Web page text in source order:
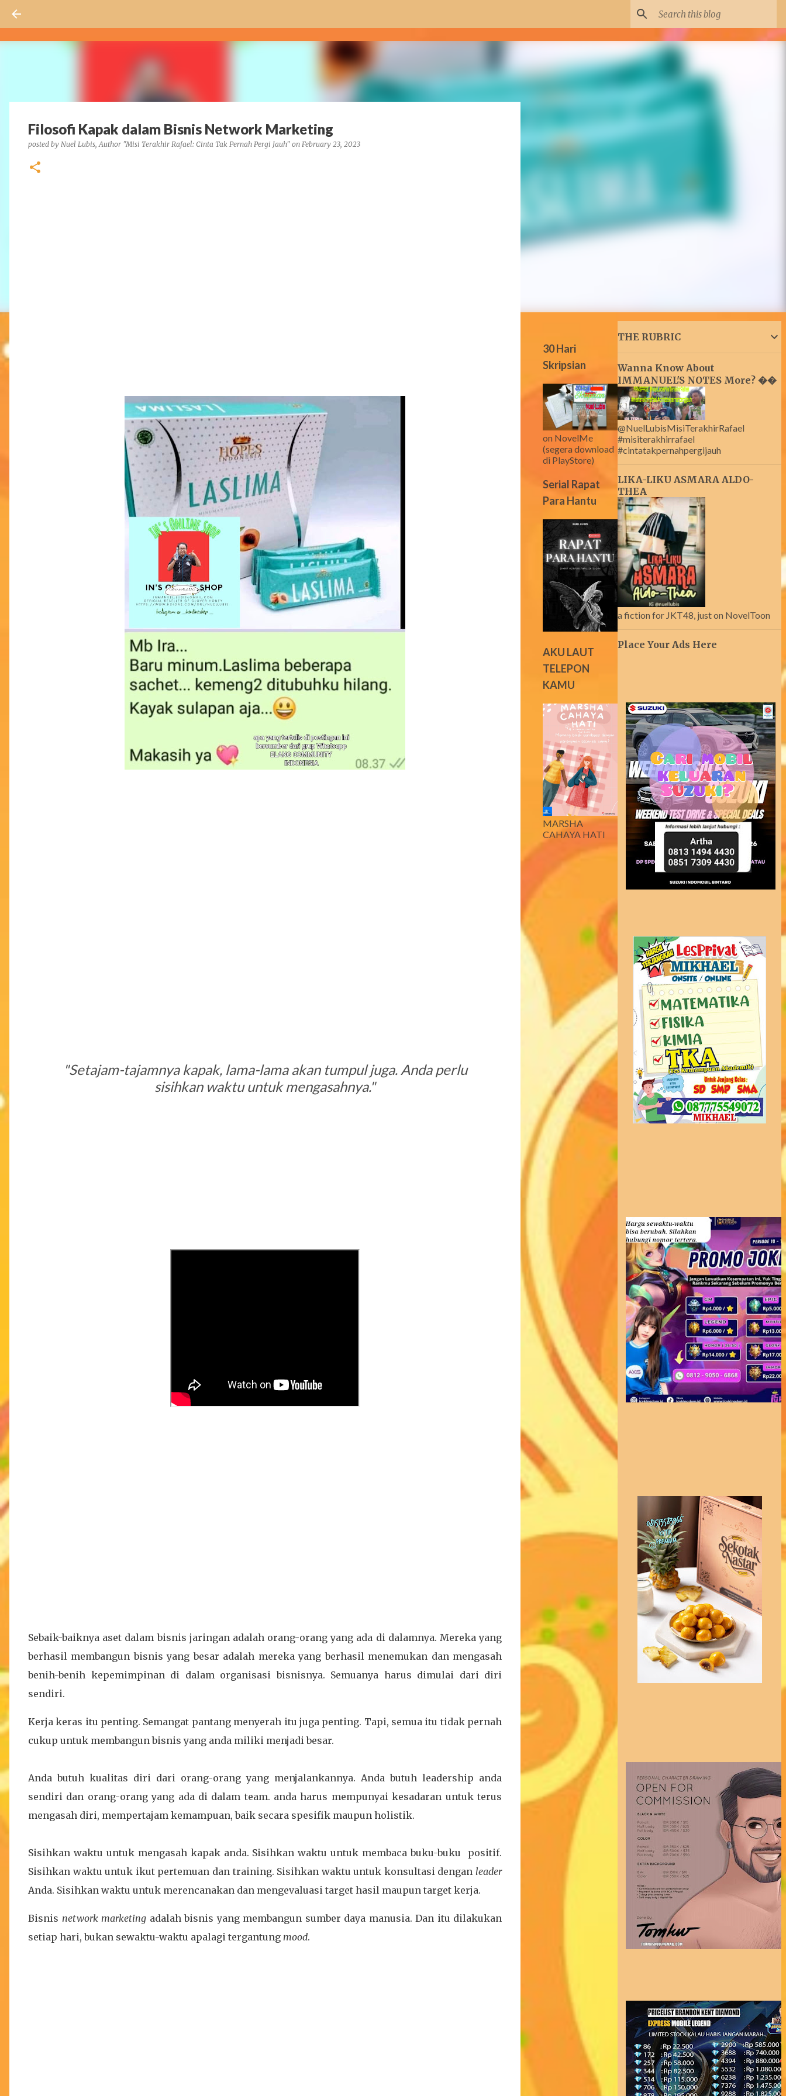
Filosofi Kapak dalam Bisnis Network Marketing
posted by Nuel Lubis, Author "Misi Terakhir Rafael: Cinta Tak Pernah Pergi Jauh" on February 23, 2023
"Setajam-tajamnya kapak, lama-lama akan tumpul juga. Anda perlu
sisihkan waktu untuk mengasahnya."
Sebaik-baiknya aset dalam bisnis jaringan adalah orang-orang yang ada di dalamnya. Mereka yang
berhasil membangun bisnis yang besar adalah mereka yang berhasil menemukan dan mengasah
benih-benih kepemimpinan di dalam organisasi bisnisnya. Semuanya harus dimulai dari diri
sendiri.
Kerja keras itu penting. Semangat pantang menyerah itu juga penting. Tapi, semua itu tidak pernah
cukup untuk membangun bisnis yang anda miliki menjadi besar.
Anda butuh kualitas diri dari orang-orang yang menjalankannya. Anda butuh leadership anda
sendiri dan orang-orang yang ada di dalam team. anda harus mempunyai kesadaran untuk terus
mengasah diri, mempertajam kemampuan, baik secara spesifik maupun holistik.
Sisihkan waktu untuk mengasah kapak anda. Sisihkan waktu untuk membaca buku-buku positif.
Sisihkan waktu untuk ikut pertemuan dan training. Sisihkan waktu untuk konsultasi dengan leader
Anda. Sisihkan waktu untuk merencanakan dan mengevaluasi target hasil maupun target kerja.
Bisnis network marketing adalah bisnis yang membangun sumber daya manusia. Dan itu dilakukan
setiap hari, bukan sewaktu-waktu apalagi tergantung mood.
30 Hari
Skripsian
on NovelMe
(segera download
di PlayStore)
Serial Rapat
Para Hantu
AKU LAUT
TELEPON
KAMU
MARSHA
CAHAYA HATI
THE RUBRIC
Wanna Know About
IMMANUEL'S NOTES More? ��
@NuelLubisMisiTerakhirRafael
#misiterakhirrafael
#cintatakpernahpergijauh
LIKA-LIKU ASMARA ALDO-
THEA
a fiction for JKT48, just on NovelToon
Place Your Ads Here